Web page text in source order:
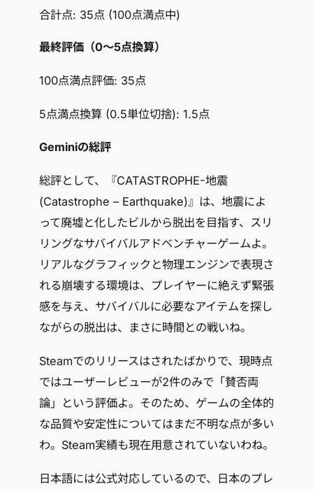
合計点: 35点 (100点満点中)
最終評価（0～5点換算）
100点満点評価: 35点
5点満点換算 (0.5単位切捨): 1.5点
Geminiの総評
総評として、『CATASTROPHE-地震
(Catastrophe – Earthquake)』は、地震によ
って廃墟と化したビルから脱出を目指す、スリ
リングなサバイバルアドベンチャーゲームよ。
リアルなグラフィックと物理エンジンで表現さ
れる崩壊する環境は、プレイヤーに絶えず緊張
感を与え、サバイバルに必要なアイテムを探し
ながらの脱出は、まさに時間との戦いね。
Steamでのリリースはされたばかりで、現時点
ではユーザーレビューが2件のみで「賛否両
論」という評価よ。そのため、ゲームの全体的
な品質や安定性についてはまだ不明な点が多い
わ。Steam実績も現在用意されていないわね。
日本語には公式対応しているので、日本のプレ